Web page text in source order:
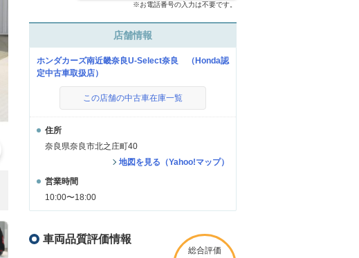
※お電話番号の入力は不要です。
店舗情報
ホンダカーズ南近畿奈良U-Select奈良 （Honda認
定中古車取扱店）
この店舗の中古車在庫一覧
住所
奈良県奈良市北之庄町40
地図を見る（Yahoo!マップ）
営業時間
10:00〜18:00
車両品質評価情報
総合評価